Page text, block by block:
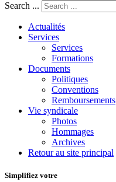
Search ...
Actualités
Services
Services
Formations
Documents
Politiques
Conventions
Remboursements
Vie syndicale
Photos
Hommages
Archives
Retour au site principal
Simplifiez votre